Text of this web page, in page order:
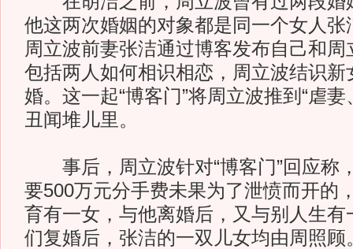
他这两次婚姻的对象都是同一个女人张
周立波前妻张洁通过博客发布自己和
包括两人如何相识相恋，周立波结识新
婚。这一起“博客门”将周立波推到“虐
丑闻堆儿里。
事后，周立波针对“博客门”回应称
要500万元分手费未果为了泄愤而开的
育有一女，与他离婚后，又与别人生有
们复婚后，张洁的一双儿女均由周照顾